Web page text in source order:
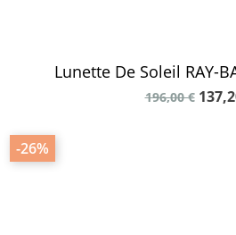
Lunette De Soleil RAY-
196,00 €
-26%